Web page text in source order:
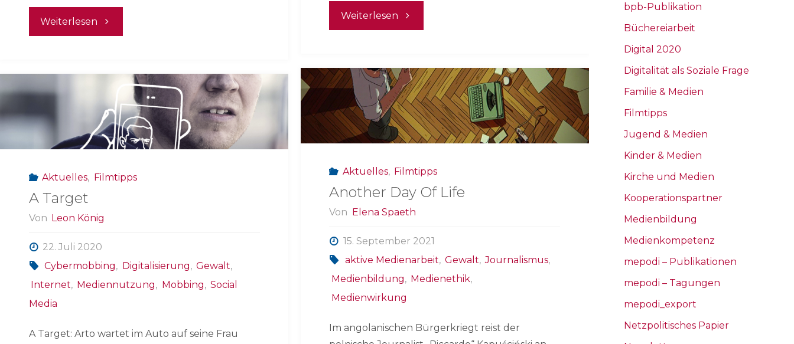
Weiterlesen "Kein
Sexualisierte
Gewalt
im
Weiterlesen"Hasskommentare
Netz"
Aktuelles, Filmtipps
Another Day Of Life
Von Elena Spaeth
15. September 2021
aktive Medienarbeit, Gewalt, Journalismus,
Medienbildung, Medienethik,
Medienwirkung
Im angolanischen Bürgerkriegt reist der
Aktuelles, Filmtipps
A Target
Von Leon König
22. Juli 2020
Cybermobbing, Digitalisierung, Gewalt,
Internet, Mediennutzung, Mobbing, Social
Media
A Target: Arto wartet im Auto auf seine Frau
bpb-Publikation
Büchereiarbeit
Digital 2020
Digitalität als Soziale Frage
Familie & Medien
Filmtipps
Jugend & Medien
Kinder & Medien
Kirche und Medien
Kooperationspartner
Medienbildung
Medienkompetenz
mepodi – Publikationen
mepodi – Tagungen
mepodi_export
Netzpolitisches Papier